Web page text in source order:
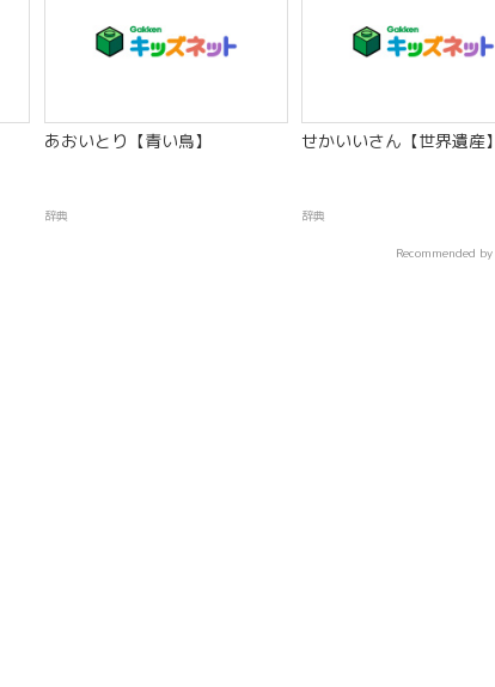
あおいとり【青い鳥】
辞典
せかいいさん【世界遺産】
辞典
Recommended by